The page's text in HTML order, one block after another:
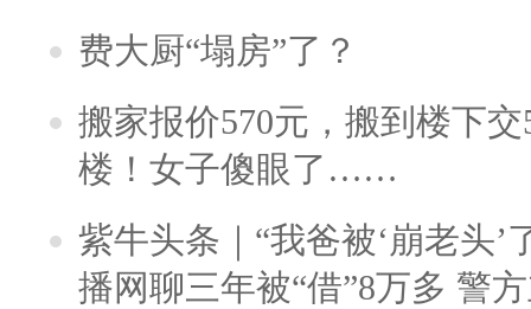
费大厨“塌房”了？
搬家报价570元，搬到楼下
楼！女子傻眼了……
紫牛头条｜“我爸被‘崩老头’
播网聊三年被“借”8万多 警